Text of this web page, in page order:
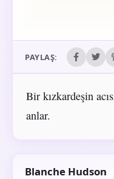
PAYLAŞ:
Bir kızkardeşin
anlar.
Blanche Hudson